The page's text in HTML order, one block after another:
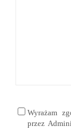
Wyrażam
przez